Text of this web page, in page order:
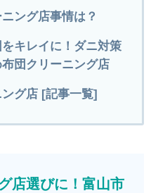
ング店事情は？
キレイに！ダニ対策
団クリーニング店
グ店 [記事一覧]
店選びに！富山市